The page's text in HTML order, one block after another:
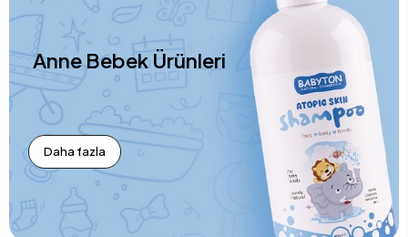
Anne Bebek Ürünleri
Daha fazla